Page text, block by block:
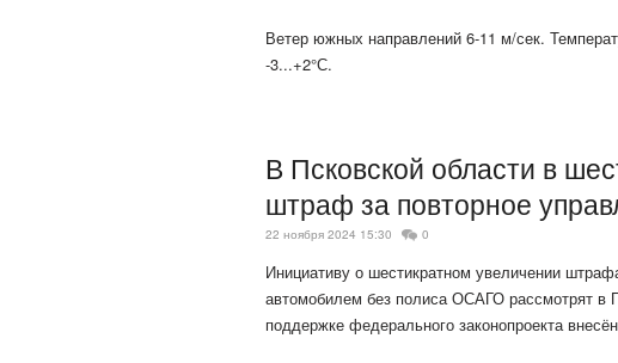
Ветер южных направлений 6-11 м/сек.
-3...+2°С.
В Псковской области в
штраф за повторное
22 ноября 2024 15:30 0
Инициативу о шестикратном увеличении
автомобилем без полиса ОСАГО рассмотрят в
поддержке федерального законопроекта